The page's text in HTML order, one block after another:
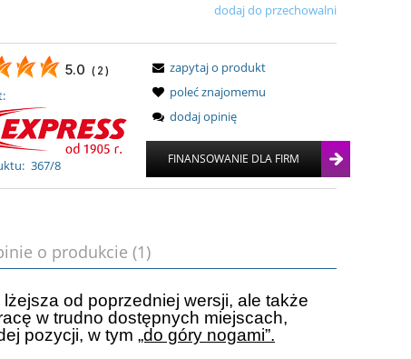
dodaj do przechowalni
5.0 ( 2 )
367/8
zapytaj o produkt
poleć znajomemu
dodaj opinię
o produkcie (1)
od poprzedniej wersji, ale także
w trudno dostępnych miejscach,
pozycji, w tym „do góry nogami”.